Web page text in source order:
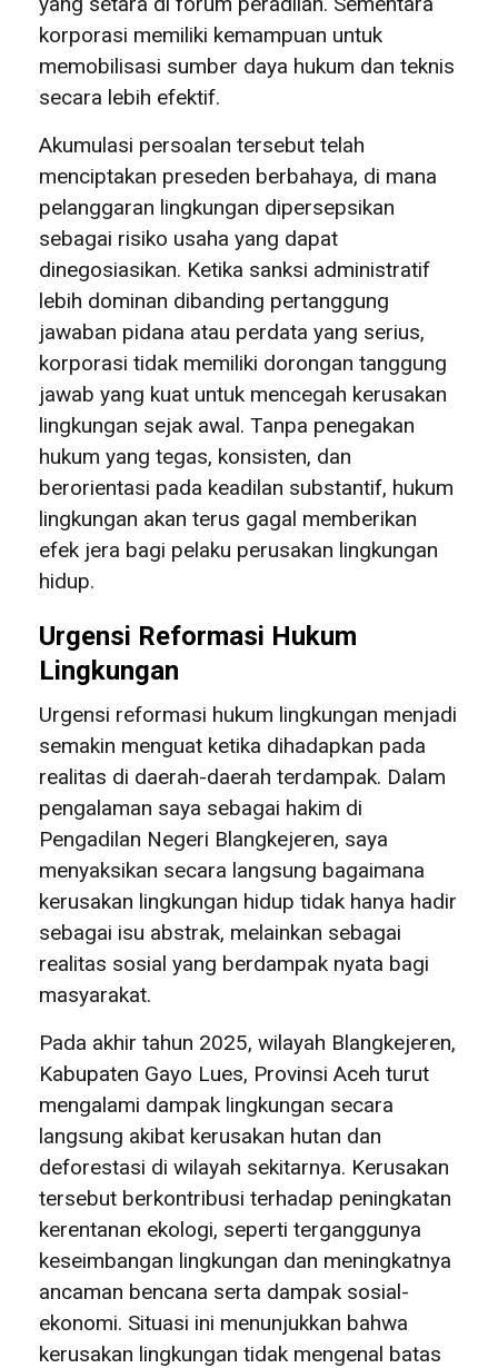
korporasi memiliki kemampuan untuk
memobilisasi sumber daya hukum dan teknis
secara lebih efektif.
Akumulasi persoalan tersebut telah
menciptakan preseden berbahaya, di mana
pelanggaran lingkungan dipersepsikan
sebagai risiko usaha yang dapat
dinegosiasikan. Ketika sanksi administratif
lebih dominan dibanding pertanggung
jawaban pidana atau perdata yang serius,
korporasi tidak memiliki dorongan tanggung
jawab yang kuat untuk mencegah kerusakan
lingkungan sejak awal. Tanpa penegakan
hukum yang tegas, konsisten, dan
berorientasi pada keadilan substantif, hukum
lingkungan akan terus gagal memberikan
efek jera bagi pelaku perusakan lingkungan
hidup.
Urgensi Reformasi Hukum
Lingkungan
Urgensi reformasi hukum lingkungan menjadi
semakin menguat ketika dihadapkan pada
realitas di daerah-daerah terdampak. Dalam
pengalaman saya sebagai hakim di
Pengadilan Negeri Blangkejeren, saya
menyaksikan secara langsung bagaimana
kerusakan lingkungan hidup tidak hanya hadir
sebagai isu abstrak, melainkan sebagai
realitas sosial yang berdampak nyata bagi
masyarakat.
Pada akhir tahun 2025, wilayah Blangkejeren,
Kabupaten Gayo Lues, Provinsi Aceh turut
mengalami dampak lingkungan secara
langsung akibat kerusakan hutan dan
deforestasi di wilayah sekitarnya. Kerusakan
tersebut berkontribusi terhadap peningkatan
kerentanan ekologi, seperti terganggunya
keseimbangan lingkungan dan meningkatnya
ancaman bencana serta dampak sosial-
ekonomi. Situasi ini menunjukkan bahwa
kerusakan lingkungan tidak mengenal batas